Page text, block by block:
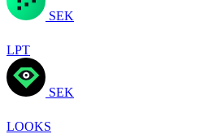
SEK
LPT
SEK
LOOKS